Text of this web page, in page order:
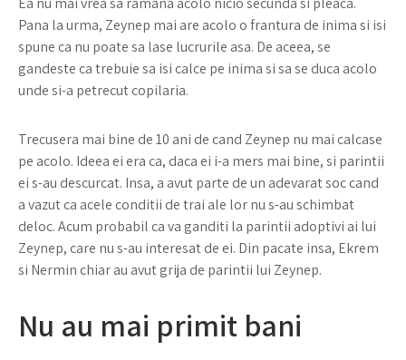
Pana la urma, Zeynep mai are acolo o frantura de inima si isi
spune ca nu poate sa lase lucrurile asa. De aceea, se
gandeste ca trebuie sa isi calce pe inima si sa se duca acolo
unde si-a petrecut copilaria.
Trecusera mai bine de 10 ani de cand Zeynep nu mai calcase
pe acolo. Ideea ei era ca, daca ei i-a mers mai bine, si parintii
ei s-au descurcat. Insa, a avut parte de un adevarat soc cand
a vazut ca acele conditii de trai ale lor nu s-au schimbat
deloc. Acum probabil ca va ganditi la parintii adoptivi ai lui
Zeynep, care nu s-au interesat de ei. Din pacate insa, Ekrem
si Nermin chiar au avut grija de parintii lui Zeynep.
Nu au mai primit bani